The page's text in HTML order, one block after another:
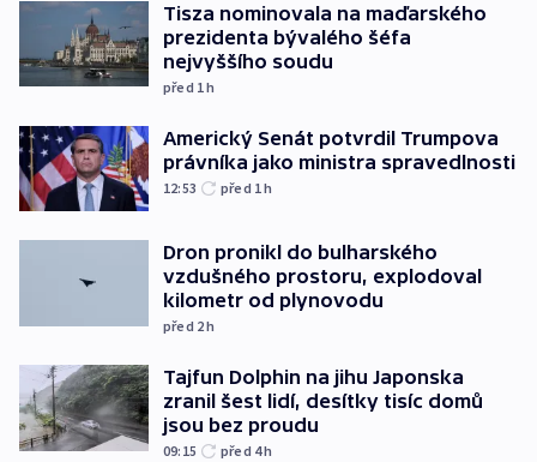
Tisza nominovala na maďarského
prezidenta bývalého šéfa
nejvyššího soudu
před 1h
Americký Senát potvrdil Trumpova
právníka jako ministra spravedlnosti
12:53 před 1h
Dron pronikl do bulharského
vzdušného prostoru, explodoval
kilometr od plynovodu
před 2h
Tajfun Dolphin na jihu Japonska
zranil šest lidí, desítky tisíc domů
jsou bez proudu
09:15 před 4h